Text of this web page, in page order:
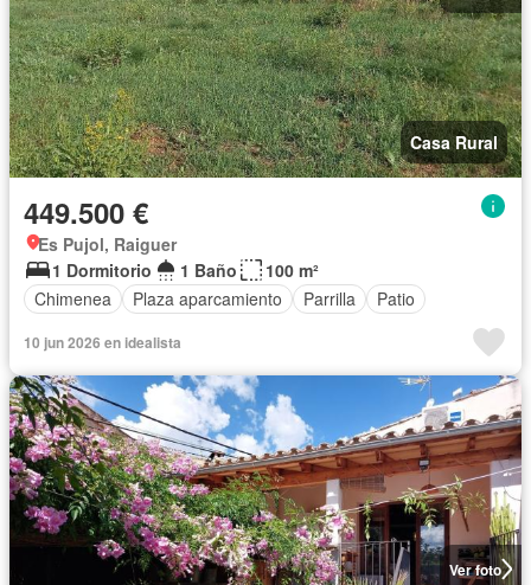
Casa Rural
449.500 €
Es Pujol, Raiguer
1 Dormitorio
1 Baño
100 m²
Chimenea
Plaza aparcamiento Parrilla Patio
10 jun 2026 en idealista
Ver foto